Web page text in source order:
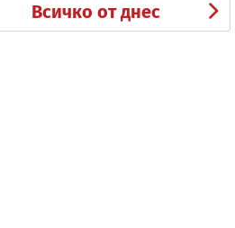
Всичко от днес